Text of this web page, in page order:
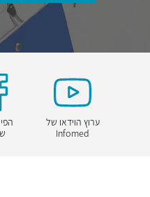
ערוץ הוידאו של
Infomed